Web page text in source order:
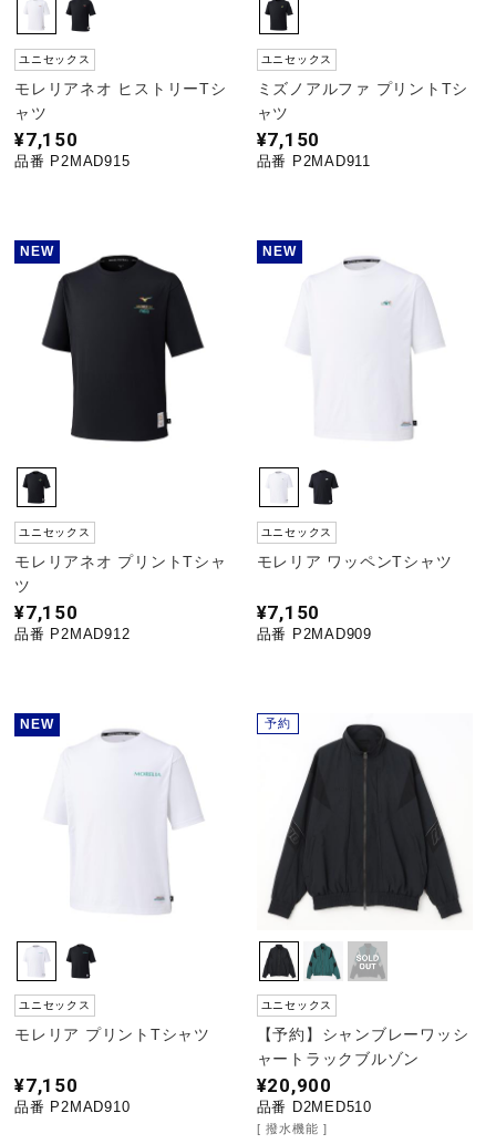
テニス／ソフトテニス
ソフトボール
ウィンタースポーツ
ワーキング
ウォーキングシューズ
ライフスタイルグッズ
寝具／ミズノスリープ
アウトドア／レイン
サポーター
ユニセックス
モレリアネオ ヒストリーTシ
ャツ
¥7,150
品番 P2MAD915
ユニセックス
ミズノアルファ プリントTシ
ャツ
¥7,150
品番 P2MAD911
NEW
ユニセックス
モレリアネオ プリントTシャ
ツ
¥7,150
品番 P2MAD912
NEW
ユニセックス
モレリア ワッペンTシャツ
¥7,150
品番 P2MAD909
NEW
ユニセックス
モレリア プリントTシャツ
¥7,150
品番 P2MAD910
予約
ユニセックス
【予約】シャンブレーワッシ
ャートラックブルゾン
¥20,900
品番 D2MED510
撥水機能